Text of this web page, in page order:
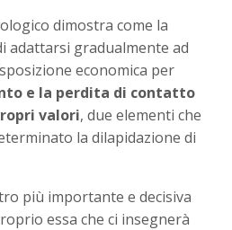
dimostra come la
adattarsi gradualmente ad
economica per
e la perdita di contatto
valori, due elementi che
la dilapidazione di
più importante e decisiva
essa che ci insegnerà